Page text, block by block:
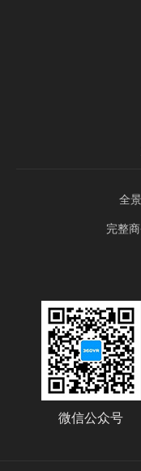
全
完整
微信公众号